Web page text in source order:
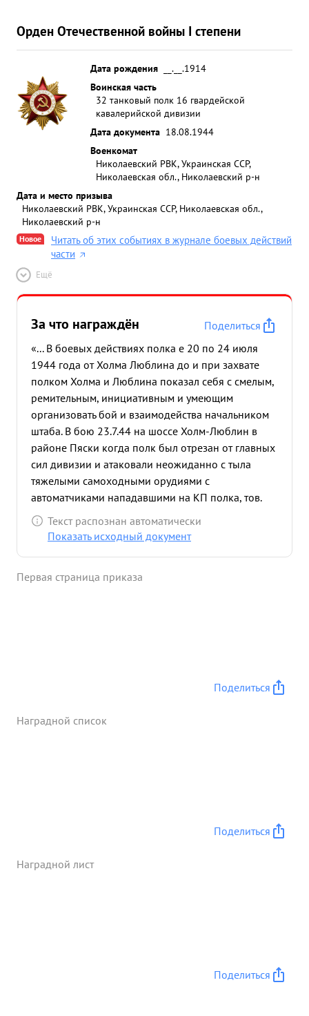
Орден Отечественной войны I степени
Дата рождения
__.__.1914
Воинская часть
32 танковый полк 16 гвардейской
кавалерийской дивизии
Дата документа 18.08.1944
Военкомат
Николаевский РВК, Украинская ССР,
Николаевская обл., Николаевский р-н
Дата и место призыва
Николаевский РВК, Украинская ССР, Николаевская обл.,
Николаевский р-н
Новое
Читать об этих событиях в журнале боевых действий
части
Ещё
За что награждён
Поделиться
«... В боевых действиях полка е 20 по 24 июля
1944 года от Холма Люблина до и при захвате
полком Холма и Люблина показал себя с смелым,
ремительным, инициативным и умеющим
организовать бой и взаимодейства начальником
штаба. В бою 23.7.44 на шоссе Холм-Люблин в
районе Пяски когда полк был отрезан от главных
сил дивизии и атаковали неожиданно с тыла
тяжелыми самоходными орудиями с
автоматчиками нападавшими на КП полка, тов.
кудерман проявив инициативу организовать
оборону КП и круговую оборону полка
тыловых бойцов и штабных офицеров. В
Люблина 24.7.44г. Умело организовал уличный
возможность очистить всю южную и юго-
Текст распознан автоматически
Показать исходный документ
Первая страница приказа
Поделиться
Наградной список
Поделиться
Наградной лист
Поделиться